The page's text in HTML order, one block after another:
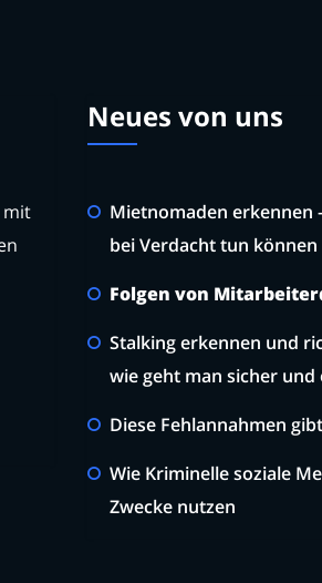
mit
Neues von uns
Mietnomaden erkennen
bei Verdacht tun können
Folgen von
Stalking erkennen und
wie geht man sicher
Diese Fehlannahmen
Wie Kriminelle soziale
Zwecke nutzen